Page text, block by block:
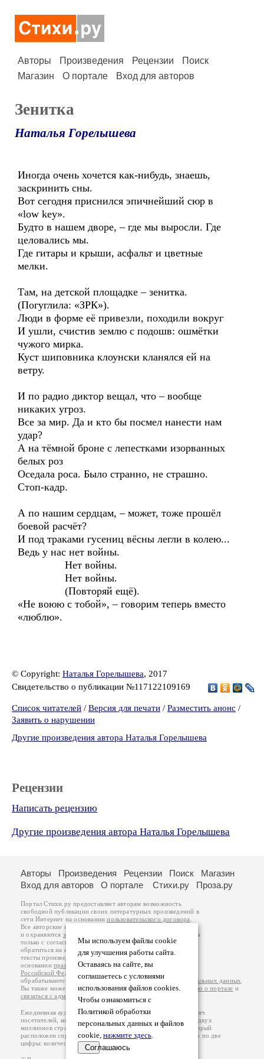
Авторы Произведения Рецензии
Поиск
Магазин
О портале Вход для авторов
Зенитка
Наталья Горелышева
Иногда очень хочется как-нибудь, знаешь,
заскринить сны.
Вот сегодня приснился эпичнейший сюр в
«low key».
Будто в нашем дворе, – где мы выросли. Где
целовались мы.
Где гитары и крыши, асфальт и цветные
мелки.
Там, на детской площадке – зенитка.
(Погуглила: «ЗРК»).
Люди в форме её привезли, походили вокруг
И ушли, счистив землю с подошв: ошмётки
чужого мирка.
Куст шиповника клоунски кланялся ей на
ветру.
И по радио диктор вещал, что – вообще
никаких угроз.
Все за мир. Да и кто бы посмел нанести нам
удар?
А на тёмной броне с лепестками изорванных
белых роз
Оседала роса. Было странно, не страшно.
Стоп-кадр.
А по нашим сердцам, – может, тоже прошёл
боевой расчёт?
И под траками гусениц вёсны легли в колею...
Ведь у нас нет войны.
Нет войны.
Нет войны.
(Повторяй ещё).
«Не воюю с тобой», – говорим теперь вместо
«люблю».
© Copyright: Наталья Горелышева, 2017
Свидетельство о публикации №117122109169
Список читателей / Версия для печати / Разместить анонс /
Заявить о нарушении
Другие произведения автора Наталья Горелышева
Рецензии
Написать рецензию
Другие произведения автора Наталья Горелышева
Мы используем файлы cookie
для улучшения работы сайта.
Оставаясь на сайте, вы
соглашаетесь с условиями
использования файлов cookies.
Чтобы ознакомиться с
Политикой обработки
персональных данных и файлов
cookie, нажмите здесь.
Соглашаюсь
Авторы Произведения Рецензии Поиск
Магазин
Вход для авторов
О портале Стихи.ру Проза.ру
Портал Стихи.ру предоставляет авторам возможность
свободной публикации своих литературных произведений в
сети Интернет на основаниипользовательского договора
Все авторские права на произведения принадлежат авторам
и охраняются законом
. Перепечатка произведений возможна
только с согласия его автора, к которому вы можете
обратиться на его авторской странице. Ответственность за
тексты произведений авторы несут самостоятельно на
основанииправил публикацииизаконодательства
Российской Федерации
обрабатываются на основанииПолитики обработки персональных данных
Вы также можете посмотреть более подробнуюинформацию о портале и
связаться с администрацией
Ежедневная аудитория портала Стихи.ру – порядка 200 тысяч
посетителей, которые в общей сумме просматривают более двух
миллионов страниц по данным счетчика посещаемости, который
расположен справа от этого текста. В каждой графе указано по две
цифры: количество просмотров и количество посетителей.